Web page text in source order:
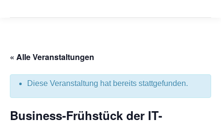
« Alle Veranstaltungen
Diese Veranstaltung hat bereits stattgefunden.
Business-Frühstück der IT-